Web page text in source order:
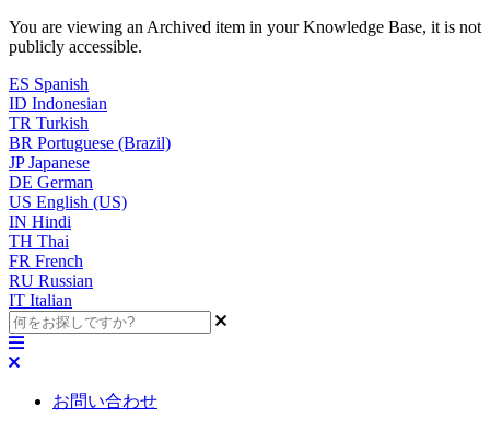
You are viewing an Archived item in your Knowledge Base, it is not
publicly accessible.
ES Spanish
ID Indonesian
TR Turkish
BR Portuguese (Brazil)
JP Japanese
DE German
US English (US)
IN Hindi
TH Thai
FR French
RU Russian
IT Italian
お問い合わせ